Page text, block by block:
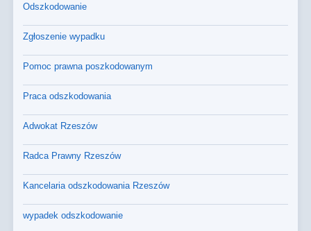
Odszkodowanie
Zgłoszenie wypadku
Pomoc prawna poszkodowanym
Praca odszkodowania
Adwokat Rzeszów
Radca Prawny Rzeszów
Kancelaria odszkodowania Rzeszów
wypadek odszkodowanie